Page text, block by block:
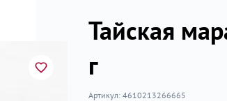
Тайская
г
Артикул: 4610213266665